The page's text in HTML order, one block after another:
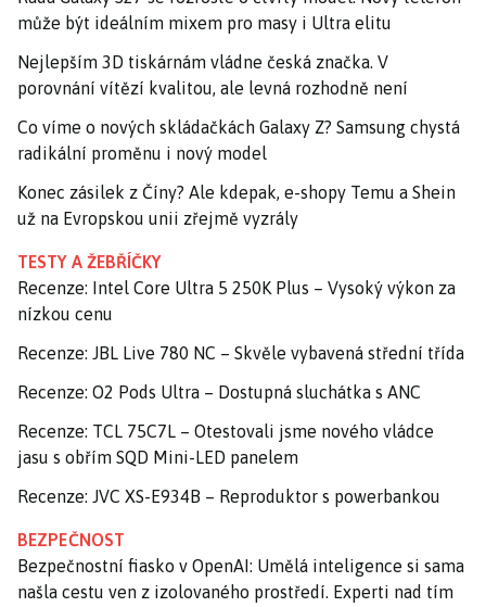
může být ideálním mixem pro masy i Ultra elitu
Nejlepším 3D tiskárnám vládne česká značka. V
porovnání vítězí kvalitou, ale levná rozhodně není
Co víme o nových skládačkách Galaxy Z? Samsung chystá
radikální proměnu i nový model
Konec zásilek z Číny? Ale kdepak, e-shopy Temu a Shein
už na Evropskou unii zřejmě vyzrály
TESTY A ŽEBŘÍČKY
Recenze: Intel Core Ultra 5 250K Plus – Vysoký výkon za
nízkou cenu
Recenze: JBL Live 780 NC – Skvěle vybavená střední třída
Recenze: O2 Pods Ultra – Dostupná sluchátka s ANC
Recenze: TCL 75C7L – Otestovali jsme nového vládce
jasu s obřím SQD Mini-LED panelem
Recenze: JVC XS-E934B – Reproduktor s powerbankou
BEZPEČNOST
Bezpečnostní fiasko v OpenAI: Umělá inteligence si sama
našla cestu ven z izolovaného prostředí. Experti nad tím